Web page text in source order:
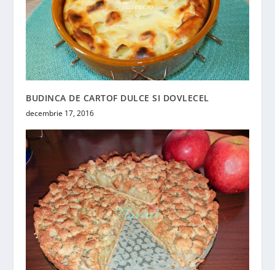
BUDINCA DE CARTOF DULCE SI DOVLECEL
decembrie 17, 2016